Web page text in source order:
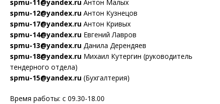
spmu-11@yandex.ru Антон Малых
spmu-12@yandex.ru Антон Кузнецов
spmu-17@yandex.ru Антон Кривых
spmu-14@yandex.ru Евгений Лавров
spmu-13@yandex.ru Данила Дерендяев
spmu-18@yandex.ru Михаил Кутергин (руководитель
тендерного отдела)
spmu-15@yandex.ru (Бухгалтерия)
Время работы: с 09.30-18.00